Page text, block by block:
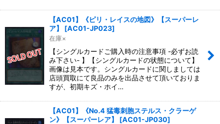
【AC01】《ピリ・レイスの地図》【スーパーレ
ア】
[AC01-JP023]
在庫×
【シングルカードご購入時の注意事項 -必ずお読
み下さい- 】【シングルカードの状態について】
画像は見本です。シングルカードに関しましては
店頭買取にて良品のみを出品させて頂いておりま
すが、初期キズ・ホイ…
【AC01】《No.4 猛毒刺胞ステルス・クラーゲ
ン》【スーパーレア】
[AC01-JP030]